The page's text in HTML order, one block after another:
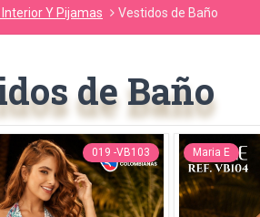
Interior Y Pijamas Vestidos de Baño
de Baño
019 -VB103 Maria E